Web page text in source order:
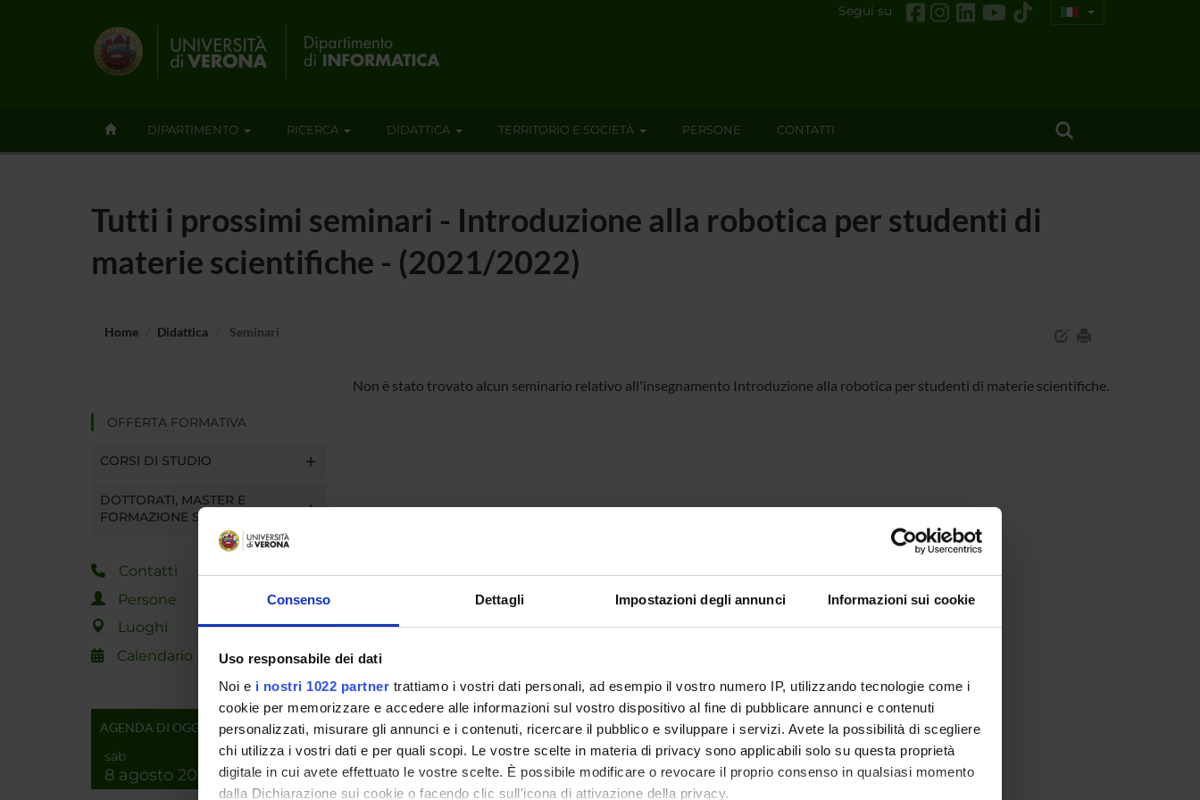
Consenso Dettagli Impostazioni degli annunci Informazioni sui cookie
Uso responsabile dei dati
Noi e i nostri 1022 partner trattiamo i vostri dati personali, ad esempio il vostro numero IP, utilizzando tecnologie come i
cookie per memorizzare e accedere alle informazioni sul vostro dispositivo al fine di pubblicare annunci e contenuti
personalizzati, misurare gli annunci e i contenuti, ricercare il pubblico e sviluppare i servizi. Avete la possibilità di scegliere
chi utilizza i vostri dati e per quali scopi. Le vostre scelte in materia di privacy sono applicabili solo su questa proprietà
digitale in cui avete effettuato le vostre scelte. È possibile modificare o revocare il proprio consenso in qualsiasi momento
dalla Dichiarazione sui cookie o facendo clic sull'icona di attivazione della privacy.
Segui su
DIPARTIMENTO RICERCA DIDATTICA TERRITORIO E SOCIETÀ PERSONE CONTATTI
Tutti i prossimi seminari - Introduzione alla robotica per studenti di
materie scientifiche - (2021/2022)
Home Didattica Seminari
OFFERTA FORMATIVA
CORSI DI STUDIO
DOTTORATI, MASTER E
FORMAZIONE SUPERIORE
Contatti
Persone
Luoghi
Calendario
AGENDA DI OGGI
sab
8 agosto 2026
Non è stato trovato alcun seminario relativo all'insegnamento Introduzione alla robotica per studenti di materie scientifiche.